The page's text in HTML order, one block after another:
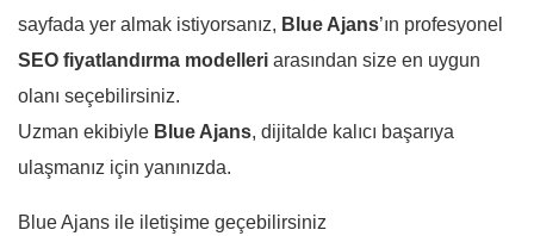
sayfada yer almak istiyorsanız, Blue Ajans’ın profesyonel
SEO fiyatlandırma modelleri arasından size en uygun
olanı seçebilirsiniz.
Uzman ekibiyle Blue Ajans, dijitalde kalıcı başarıya
ulaşmanız için yanınızda.
Blue Ajans ile iletişime geçebilirsiniz